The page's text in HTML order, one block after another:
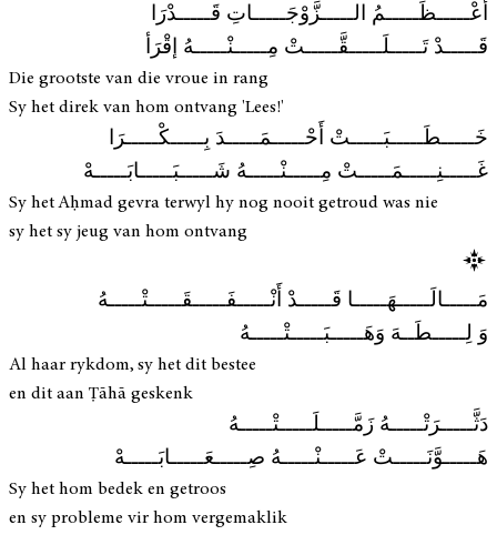
أَعْـــــظَـــــمُ الـــــزَّوْجَـــــاتِ قَـــــدْرَا
قَـــــدْ تَـــــلَـــــقَّـــــتْ مِـــــنْـــــهُ إقْرَأ
Die grootste van die vroue in rang
Sy het direk van hom ontvang 'Lees!'
خَـــــطَـــــبَـــــتْ أَحْـــــمَـــــدَ بِـــــكْـــــرَا
غَـــــنِـــــمَـــــتْ مِـــــنْـــــهُ شَـــــبَـــــابَـــــهْ
Sy het Aḥmad gevra terwyl hy nog nooit getroud was nie
sy het sy jeug van hom ontvang
مَـــــالَـــــهَـــــا قَـــــدْ أَنْـــــفَـــــقَـــــتْـــــهُ
وَ لِـــــطَــهَ وَهَـــــبَـــــتْـــــهُ
Al haar rykdom, sy het dit bestee
en dit aan Ṭāhā geskenk
دَثَّـــــرَتْـــــهُ زَمَّـــــلَـــــتْـــــهُ
هَـــــوَّنَـــــتْ عَـــــنْـــــهُ صِـــــعَـــــابَـــــهْ
Sy het hom bedek en getroos
en sy probleme vir hom vergemaklik